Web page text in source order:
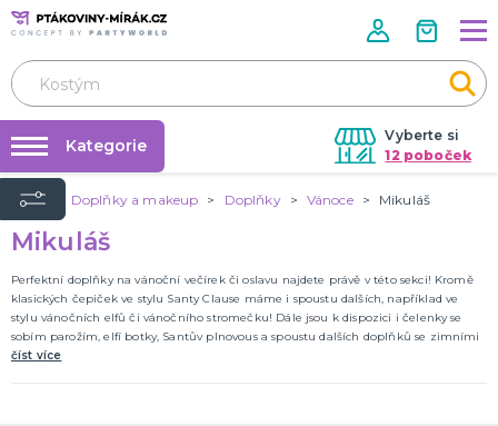
Vyberte si
12 poboček
Půjčovna kostýmů
Párty výzdoba na klíč
Nafukování balónků
Prodejny
Rozvoz
Kategorie
KOSTÝMY A DOPLŇKY
Andělé a víly
Kluci
Vánoce
Klauni
Kovbojové a indiáni
Velikonoce
Pohádky
Film a TV
Holky
Halloween
Historické
Piráti
Teens
Uniformy
Frozen
DALŠÍ KATEGORIE
DOPLŇKY A MAKEUP
Úvod Doplňky a makeup Doplňky Vánoce Mikuláš
Mikuláš
Perfektní doplňky na vánoční večírek či oslavu najdete právě v této sekci! Kromě
klasických čepiček ve stylu Santy Clause máme i spoustu dalších, například ve
stylu vánočních elfů či vánočního stromečku! Dále jsou k dispozici i čelenky se
sobím parožím, elfí botky, Santův plnovous a spoustu dalších doplňků se zimními
a vánočními motivy!
číst více